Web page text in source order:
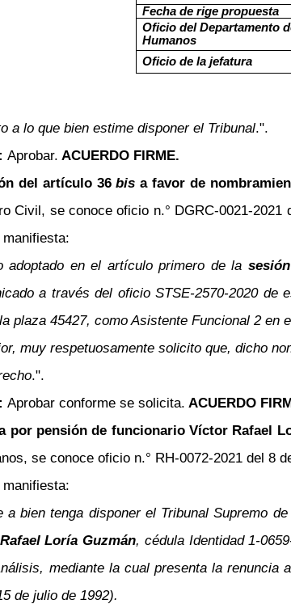
Fecha de rige propuesta
Oficio del Departamento
Humanos
Oficio de la jefatura
a lo que bien estime disponer el Tribunal.".
Aprobar. ACUERDO FIRME.
del artículo 36bis a favor de
Civil, se conoce oficio n.° DGRC-0021-
adoptado en el artículo primero de la
a través del oficio STSE-2570-2020
plaza 45427, como Asistente Funcional 2 en
muy respetuosamente solicito que, dicho
.".
Aprobar conforme se solicita. ACUERDO
por pensión de funcionario Víctor Rafael
se conoce oficio n.° RH-0072-2021 del 8
a bien tenga disponer el Tribunal Supremo
Loría Guzmán, cédula Identidad 1-
mediante la cual presenta la
de julio de 1992).